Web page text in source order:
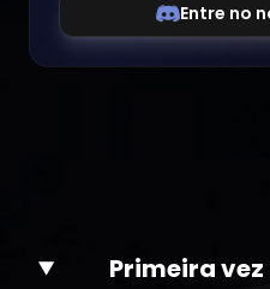
Primeira
Entre no